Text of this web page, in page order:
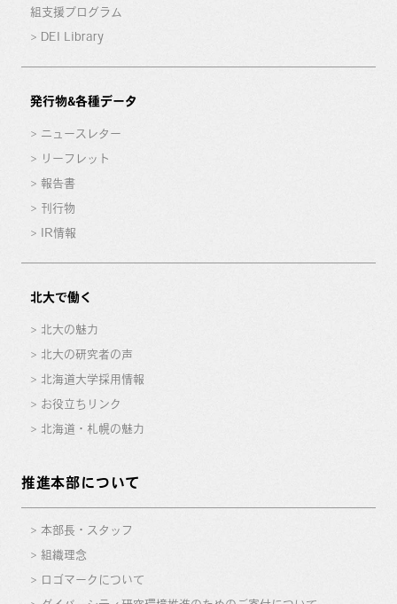
組支援プログラム
DEI Library
発行物&各種データ
ニュースレター
リーフレット
報告書
刊行物
IR情報
北大で働く
北大の魅力
北大の研究者の声
北海道大学採用情報
お役立ちリンク
北海道・札幌の魅力
推進本部について
本部長・スタッフ
組織理念
ロゴマークについて